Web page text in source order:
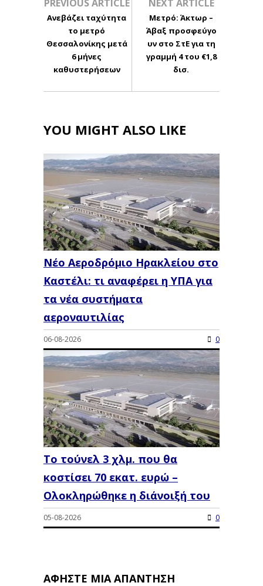
PREVIOUS ARTICLE
Ανεβάζει ταχύτητα
το μετρό
Θεσσαλονίκης μετά
6 μήνες
καθυστερήσεων
NEXT ARTICLE
Μετρό: Άκτωρ –
Άβαξ προσφεύγο
υν στο ΣτΕ για τη
γραμμή 4 του €1,8
δισ.
YOU MIGHT ALSO LIKE
Νέο Αεροδρόμιο Ηρακλείου στο
Καστέλι: τι αναφέρει η ΥΠΑ για
τα νέα συστήματα
αεροναυτιλίας
06-08-2026 0
Το τούνελ 3 χλμ. που θα
κοστίσει 70 εκατ. ευρώ –
Ολοκληρώθηκε η διάνοιξή του
05-08-2026 0
ΑΦΉΣΤΕ ΜΙΑ ΑΠΆΝΤΗΣΗ